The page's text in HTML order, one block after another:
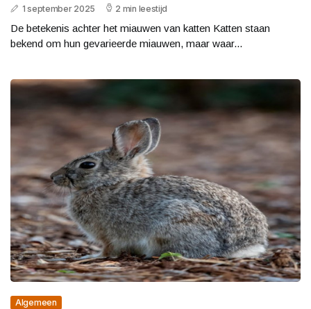
1 september 2025 2 min leestijd
De betekenis achter het miauwen van katten Katten staan
bekend om hun gevarieerde miauwen, maar waar...
Algemeen